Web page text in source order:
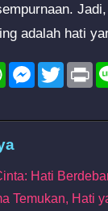
adalah hati
WhatsAppMessenger
Twitter
Hati
Temukan, Hati